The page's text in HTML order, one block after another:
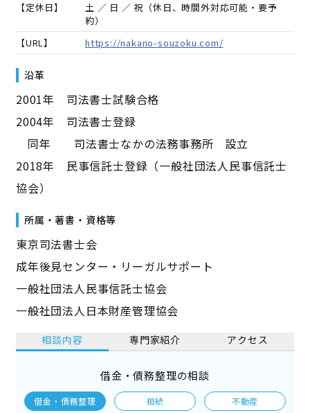
【定休日】
土 ／ 日 ／ 祝（休日、時間外対応可能・要予
約）
【URL】
https://nakano-souzoku.com/
沿革
2001年 司法書士試験合格
2004年 司法書士登録
同年 司法書士なかの法務事務所 設立
2018年 民事信託士登録（一般社団法人民事信託士
協会）
所属・著書・資格等
東京司法書士会
成年後見センター・リーガルサポート
一般社団法人民事信託士協会
一般社団法人日本財産管理協会
相談内容 専門家紹介 アクセス
借金・債務整理の相談
借金・債務整理 相続 不動産